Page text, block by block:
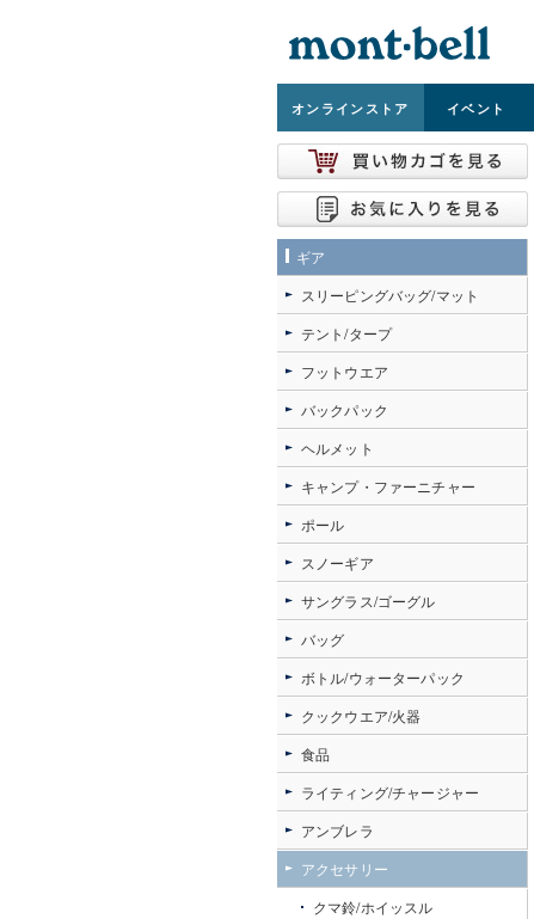
オンラインストア イベント
ギア
スリーピングバッグ/マット
テント/タープ
フットウエア
バックパック
ヘルメット
キャンプ・ファーニチャー
ポール
スノーギア
サングラス/ゴーグル
バッグ
ボトル/ウォーターパック
クックウエア/火器
食品
ライティング/チャージャー
アンブレラ
アクセサリー
クマ鈴/ホイッスル